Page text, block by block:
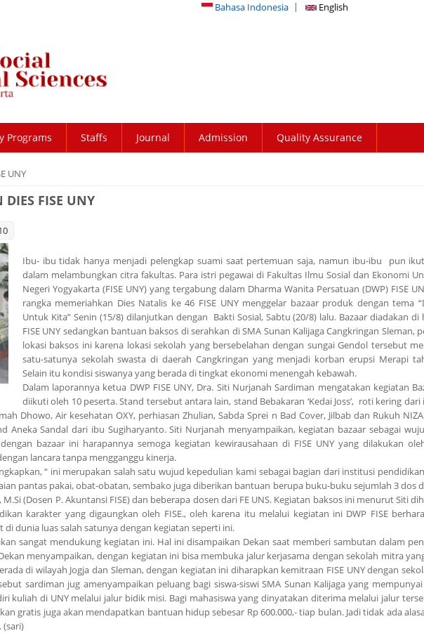
Bahasa Indonesia English
Programs Staffs Journal Admission Quality Assurance
UNY
FISE UNY
Ibu- ibu tidak hanya menjadi pelengkap suami saat pertemuan saja, namun ibu-ibu pun
dalam melambungkan citra fakultas. Para istri pegawai di Fakultas Ilmu Sosial dan Ekonomi
Negeri Yogyakarta (FISE UNY) yang tergabung dalam Dharma Wanita Persatuan (DWP) FISE
rangka memeriahkan Dies Natalis ke 46 FISE UNY menggelar bazaar produk dengan tema
Untuk Kita” Senin (15/8) dilanjutkan dengan Bakti Sosial, Sabtu (20/8) lalu. Bazaar diadakan di
FISE UNY sedangkan bantuan baksos di serahkan di SMA Sunan Kalijaga Cangkringan Sleman,
lokasi baksos ini karena lokasi sekolah yang bersebelahan dengan sungai Gendol tersebut
satu-satunya sekolah swasta di daerah Cangkringan yang menjadi korban erupsi Merapi
Selain itu kondisi siswanya yang berada di tingkat ekonomi menengah kebawah.
Dalam laporannya ketua DWP FISE UNY, Dra. Siti Nurjanah Sardiman mengatakan kegiatan
diikuti oleh 10 peserta. Stand tersebut antara lain, stand Bebakaran ‘Kedai Joss’, roti kering dari
Dhowo, Air kesehatan OXY, perhiasan Zhulian, Sabda Sprei n Bad Cover, Jilbab dan Rukuh
Aneka Sandal dari ibu Sugiharyanto. Siti Nurjanah menyampaikan, kegiatan bazaar sebagai
bazaar ini harapannya semoga kegiatan kewirausahaan di FISE UNY yang dilakukan
lancara tanpa mengganggu kinerja.
“ ini merupakan salah satu wujud kepedulian kami sebagai bagian dari institusi
pantas pakai, obat-obatan, sembako juga diberikan bantuan berupa buku-buku sejumlah 3 dos
(Dosen P. Akuntansi FISE) dan beberapa dosen dari FE UNS. Kegiatan baksos ini menurut Siti
karakter yang digaungkan oleh FISE., oleh karena itu melalui kegiatan ini DWP FISE
dunia luas salah satunya dengan kegiatan seperti ini.
sangat mendukung kegiatan ini. Hal ini disampaikan Dekan saat memberi sambutan dalam
menyampaikan, dengan kegiatan ini bisa membuka jalur kerjasama dengan sekolah mitra
di wilayah Jogja dan Sleman, dengan kegiatan ini diharapkan kemitraan FISE UNY dengan
sardiman jug amenyampaikan peluang bagi siswa-siswi SMA Sunan Kalijaga yang
di UNY melalui jalur bidik misi. Bagi mahasiswa yang dinyatakan diterima melalui jalur
gratis juga akan mendapatkan bantuan hidup sebesar Rp 600.000,- tiap bulan. Jadi tidak ada
(sari)